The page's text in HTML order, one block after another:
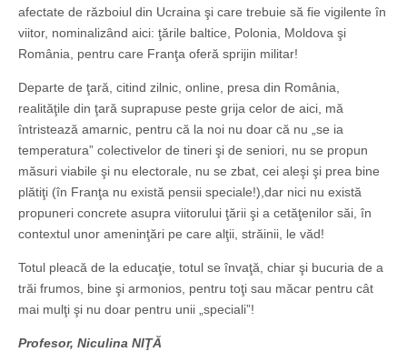
afectate de războiul din Ucraina şi care trebuie să fie vigilente în
viitor, nominalizând aici: ţările baltice, Polonia, Moldova şi
România, pentru care Franţa oferă sprijin militar!
Departe de ţară, citind zilnic, online, presa din România,
realităţile din ţară suprapuse peste grija celor de aici, mă
întristează amarnic, pentru că la noi nu doar că nu „se ia
temperatura” colectivelor de tineri şi de seniori, nu se propun
măsuri viabile şi nu electorale, nu se zbat, cei aleşi şi prea bine
plătiţi (în Franţa nu există pensii speciale!),dar nici nu există
propuneri concrete asupra viitorului ţării şi a cetăţenilor săi, în
contextul unor ameninţări pe care alţii, străinii, le văd!
Totul pleacă de la educaţie, totul se învaţă, chiar şi bucuria de a
trăi frumos, bine şi armonios, pentru toţi sau măcar pentru cât
mai mulţi şi nu doar pentru unii „speciali”!
Profesor, Niculina NIŢĂ